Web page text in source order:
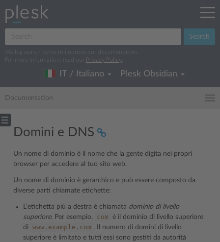
Search
We log search terms to improve our documentation.
For more information, read our
Privacy Policy
IT / Italiano Plesk Obsidian
Documentation
Domini e DNS
Un nome di dominio è il nome che la gente digita nei propri
browser per accedere al tuo sito web.
Un nome di dominio è gerarchico e può essere composto da
diverse parti chiamate etichette:
L’etichetta più a destra è chiamata dominio di livello
superiore. Per esempio, com
è il dominio di livello superiore
di
www.example.com . Il numero di domini di livello
superiore è limitato e tutti essi sono gestiti da autorità